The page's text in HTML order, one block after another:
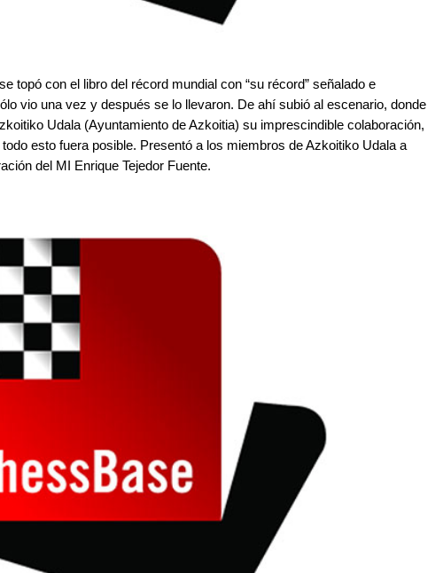
topó con el libro del récord mundial con “su récord” señalado e
vio una vez y después se lo llevaron. De ahí subió al escenario, donde
Udala (Ayuntamiento de Azkoitia) su imprescindible colaboración,
esto fuera posible. Presentó a los miembros de Azkoitiko Udala a
del MI Enrique Tejedor Fuente.